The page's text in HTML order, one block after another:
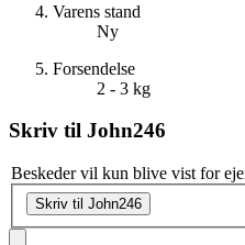
Varens stand
Ny
Forsendelse
2 - 3 kg
Skriv til John246
Beskeder vil kun blive vist for
Skriv til John246